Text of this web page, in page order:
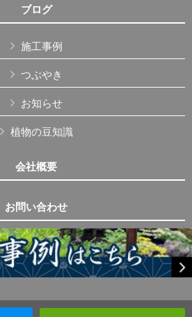
ブログ
施工事例
つぶやき
お知らせ
植物の豆知識
会社概要
お問い合わせ
会社行橋園 All Rights Reserved.